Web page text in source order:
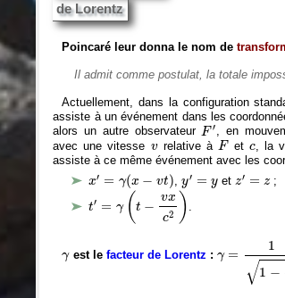
de Lorentz
Poincaré leur donna le nom de
Il admit comme postulat, la totale
Actuellement, dans la configuration
assiste à un événement dans les
alors un autre observateur F ′
F′ , en
avec une vitesse v
vrelative à F
Fet c
c, la
assiste à ce même événement avec les
x′ = γ(x − vt)
′= − , y′ = y
′= etz′ = z
z′ ;
t′ = γ ( t −
vx
c2 )
− vx
γ
γest le facteur de Lorentz : γ =
1
√1 −
c